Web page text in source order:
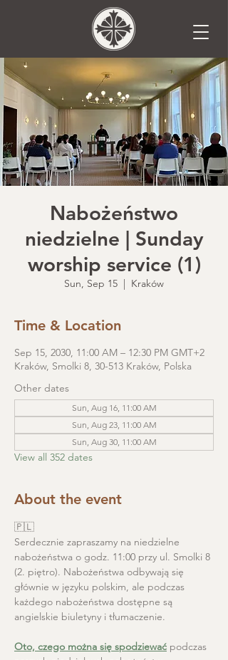
Nabożeństwo
niedzielne | Sunday
worship service (1)
Sun, Sep 15
  |
Kraków
Time & Location
Sep 15, 2030, 11:00 AM – 12:30 PM GMT+2
Kraków, Smolki 8, 30-513 Kraków, Polska
Other dates
Sun, Aug 16, 11:00 AM
Sun, Aug 23, 11:00 AM
Sun, Aug 30, 11:00 AM
View all 352 dates
About the event
🇵🇱
Serdecznie zapraszamy na niedzielne
nabożeństwa o godz. 11:00 przy ul. Smolki 8
(2. piętro). Nabożeństwa odbywają się
głównie w języku polskim, ale podczas
każdego nabożeństwa dostępne są
angielskie biuletyny i tłumaczenie.
Oto, czego można się spodziewać podczas